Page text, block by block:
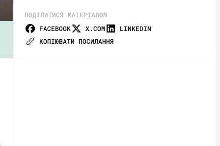
ПОДІЛИТИСЯ МАТЕРІАЛОМ
FACEBOOK
X.COM
LINKEDIN
КОПІЮВАТИ ПОСИЛАННЯ